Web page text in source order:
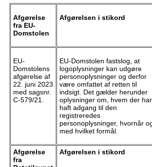
Afgørelse
fra EU-
Domstolen
Afgørelsen i stikord
EU-
Domstolens
afgørelse af
22. juni 2023
med sagsnr.
C-579/21.
EU-Domstolen fastslog, at
logoplysninger kan udgøre
personoplysninger og derfor
være omfattet af retten til
indsigt. Det gælder herunder
oplysninger om, hvem der har
haft adgang til den
registreredes
personoplysninger, hvornår
med hvilket formål.
Afgørelse
fra
Afgørelsen i stikord